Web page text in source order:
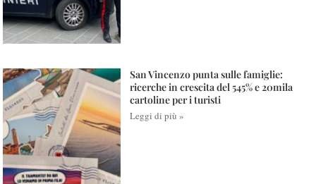
San Vincenzo punta sulle famiglie:
ricerche in crescita del 545% e 20mila
cartoline per i turisti
Leggi di più »